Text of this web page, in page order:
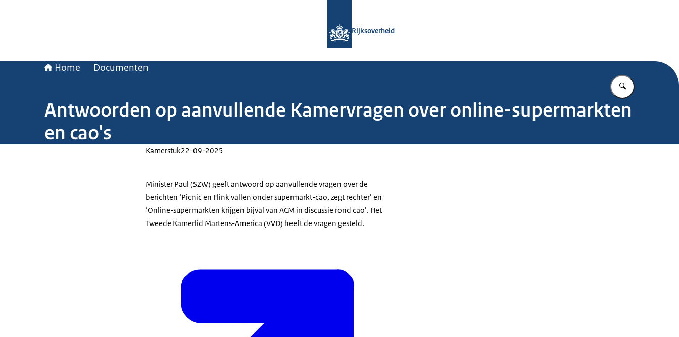
Rijksoverheid
Home Documenten
Vul in wat u
Antwoorden op aanvullende Kamervragen over online-supermarkten
en cao's
Kamerstuk22-09-2025
Minister Paul (SZW) geeft antwoord op aanvullende vragen over de
berichten ‘Picnic en Flink vallen onder supermarkt-cao, zegt rechter’ en
‘Online-supermarkten krijgen bijval van ACM in discussie rond cao’. Het
Tweede Kamerlid Martens-America (VVD) heeft de vragen gesteld.